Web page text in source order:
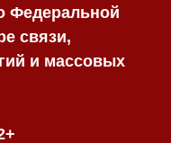
Федеральной
связи,
и массовых